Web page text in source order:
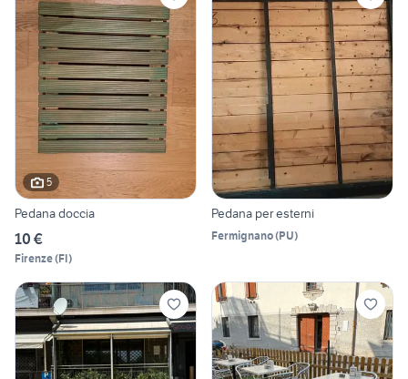
5
Pedana doccia
10 €
Firenze(FI)
Pedana per esterni
Fermignano(PU)